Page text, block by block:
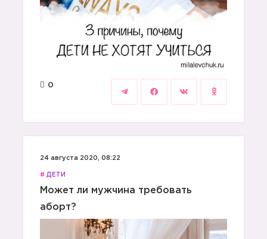
0
24 августа 2020, 08:22
# ДЕТИ
Может ли мужчина требовать
аборт?